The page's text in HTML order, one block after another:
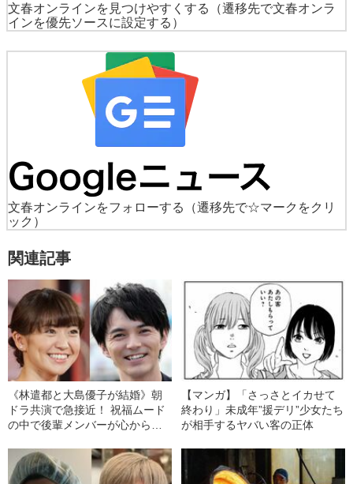
文春オンラインを見つけやすくする
（遷移先で文春オンラ
インを優先ソースに設定する）
文春オンラインをフォローする
（遷移先で☆マークをクリ
ック）
関連記事
《林遣都と大島優子が結婚》朝
ドラ共演で急接近！ 祝福ムード
の中で後輩メンバーが心から祝
【マンガ】「さっさとイカせて
終わり」未成年”援デリ”少女たち
が相手するヤバい客の正体